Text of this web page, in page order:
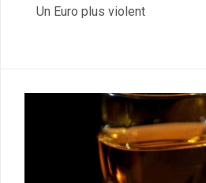
Un Euro plus violent